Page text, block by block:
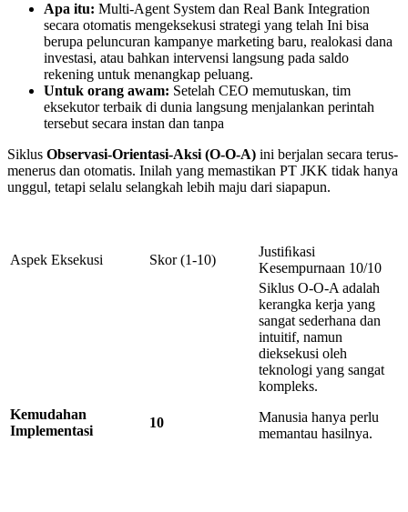
Apa itu: Multi-Agent System dan Real Bank Integration
secara otomatis mengeksekusi strategi yang telah Ini bisa
berupa peluncuran kampanye marketing baru, realokasi dana
investasi, atau bahkan intervensi langsung pada saldo
rekening untuk menangkap peluang.
Untuk orang awam: Setelah CEO memutuskan, tim
eksekutor terbaik di dunia langsung menjalankan perintah
tersebut secara instan dan tanpa
Siklus Observasi-Orientasi-Aksi (O-O-A) ini berjalan secara terus-
menerus dan otomatis. Inilah yang memastikan PT JKK tidak hanya
unggul, tetapi selalu selangkah lebih maju dari siapapun.
Aspek Eksekusi Skor (1-10)
Justiﬁkasi
Kesempurnaan 10/10
Kemudahan
Implementasi
10
Siklus O-O-A adalah
kerangka kerja yang
sangat sederhana dan
intuitif, namun
dieksekusi oleh
teknologi yang sangat
kompleks.
Manusia hanya perlu
memantau hasilnya.